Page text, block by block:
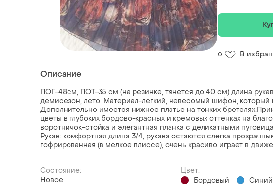
0 В
Описание
ПОГ-48см, ПОТ-35 см (на резинке, тянется до 40 см) длина
демисезон, лето. Материал-легкий, невесомый шифон, который
Дополнительно имеется нижнее платье на тонких
цветы в глубоких бордово-красных и кремовых оттенках на
воротничок-стойка и элегантная планка с деликатными
Рукав: комфортная длина 3/4, рукава остаются слегка
гофрированная (в мелкое плиссе), очень красиво играет в
Состояние:
Новое
Цвет:
Бордовый
Синий